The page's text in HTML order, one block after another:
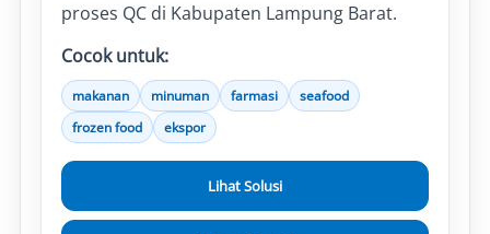
proses QC di Kabupaten Lampung Barat.
Cocok untuk:
makanan minuman farmasi
seafood
frozen food
ekspor
Lihat Solusi